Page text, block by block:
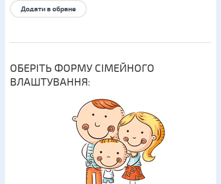
Додати в обране
ОБЕРІТЬ ФОРМУ СІМЕЙНОГО
ВЛАШТУВАННЯ: